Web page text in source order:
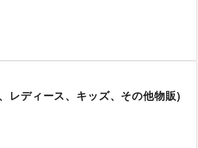
ディース、キッズ、その他物販)